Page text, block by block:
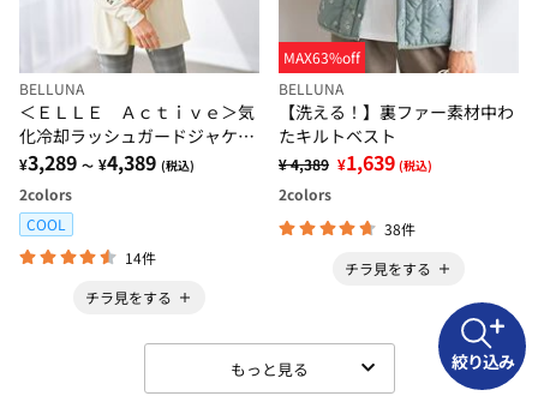
BELLUNA
＜ＥＬＬＥ Ａｃｔｉｖｅ＞気
化冷却ラッシュガードジャケッ
ト
¥3,289 ～ ¥4,389 (税込)
2colors
COOL
14件
チラ見をする
MAX63%off
BELLUNA
【洗える！】裏ファー素材中わ
たキルトベスト
¥ 4,389 ¥1,639 (税込)
2colors
38件
チラ見をする
もっと見る 絞り込み